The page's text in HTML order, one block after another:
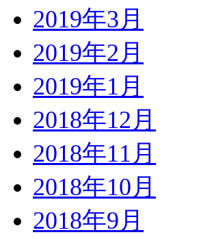
2019年3月
2019年2月
2019年1月
2018年12月
2018年11月
2018年10月
2018年9月